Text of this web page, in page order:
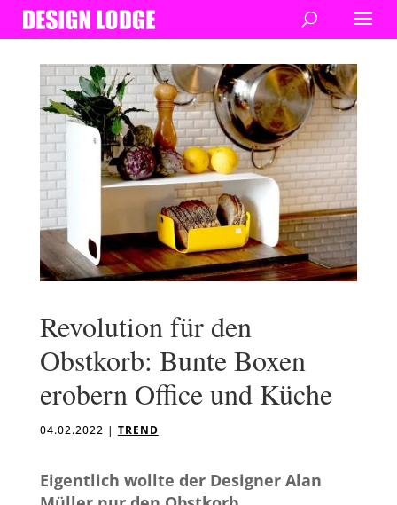
Revolution für den
Obstkorb: Bunte Boxen
erobern Office und Küche
04.02.2022 | TREND
Eigentlich wollte der Designer Alan